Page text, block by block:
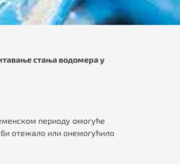
стања водомера у
периоду омогуће
отежало или онемогућило